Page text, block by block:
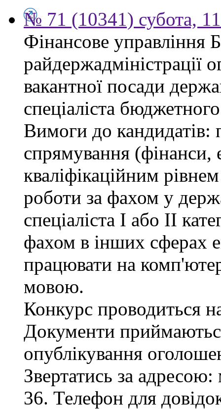
№ 71 (10341) субота,
Фінансове управління
райдержадміністрації
вакантної посади
спеціаліста бюджетного
Вимоги до кандидатів:
спрямування (фінанси,
кваліфікаційним
роботи за фахом у
спеціаліста І або ІІ
фахом в інших сферах
працювати на
мовою.
Конкурс проводиться
Документи
опублікування
Звертатись за
36. Телефон для